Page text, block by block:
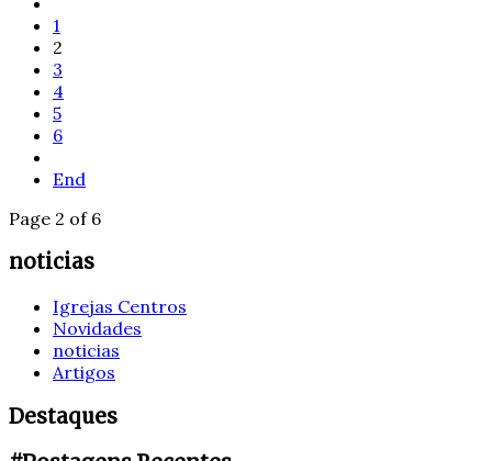
1
2
3
4
5
6
End
Page 2 of 6
noticias
Igrejas Centros
Novidades
noticias
Artigos
Destaques